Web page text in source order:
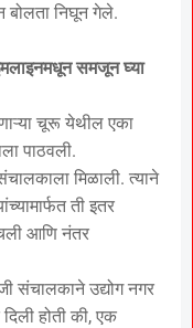
बोलता निघून गेले.
समजून घ्या
चूरू येथील एका
पाठवली.
मिळाली. त्याने
ती इतर
आणि नंतर
संचालकाने उद्योग नगर
होती की, एक